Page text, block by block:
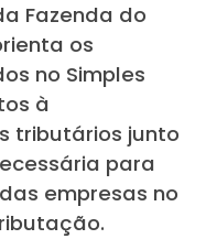
Fazenda do
os
no Simples
à
tributários junto
para
empresas no